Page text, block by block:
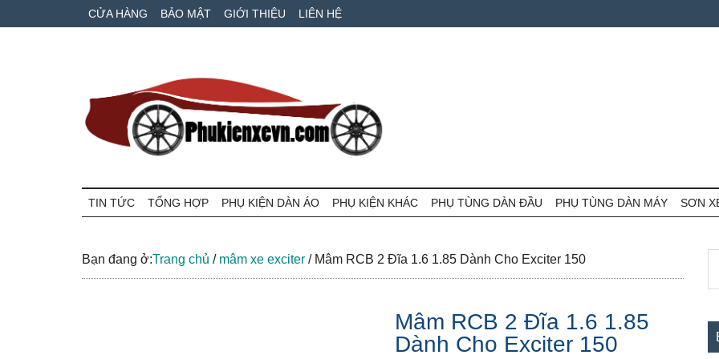
to
to
qua
CỬA HÀNG BẢO MẬT GIỚI THIỆU LIÊN HỆ
Phụ
kiện
xe
xe
và
ô
TIN TỨC TỔNG HỢP PHỤ KIỆN DÀN ÁO PHỤ KIỆN KHÁC PHỤ TÙNG DÀN ĐẦU PHỤ TÙNG DÀN MÁY SƠN
Bạn đang ở:Trang chủ / mâm xe exciter /Mâm RCB 2 Đĩa 1.6 1.85 Dành Cho Exciter 150
Mâm RCB 2 Đĩa 1.6 1.85
Dành Cho Exciter 150
...